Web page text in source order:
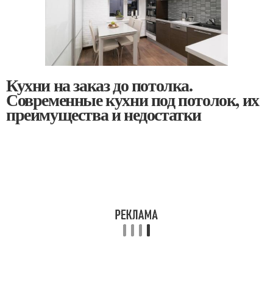
Кухни на заказ до потолка.
Современные кухни под потолок, их
преимущества и недостатки